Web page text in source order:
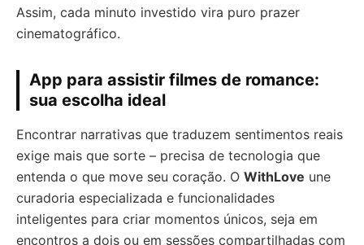
Assim, cada minuto investido vira puro prazer
cinematográfico.
App para assistir filmes de romance:
sua escolha ideal
Encontrar narrativas que traduzem sentimentos reais
exige mais que sorte – precisa de tecnologia que
entenda o que move seu coração. O WithLove une
curadoria especializada e funcionalidades
inteligentes para criar momentos únicos, seja em
encontros a dois ou em sessões compartilhadas com